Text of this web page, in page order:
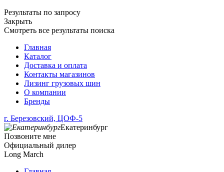
Результаты по запросу
Закрыть
Смотреть все результаты поиска
Главная
Каталог
Доставка и оплата
Контакты магазинов
Лизинг грузовых шин
О компании
Бренды
г. Березовский, ЦОФ-5
Екатеринбург
Позвоните мне
Официальный дилер
Long March